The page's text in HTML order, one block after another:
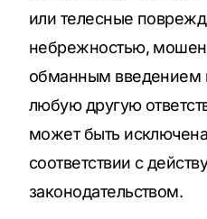
или телесные
небрежностью,
обманным введением
любую другую
может быть
соответствии с
законодательством.